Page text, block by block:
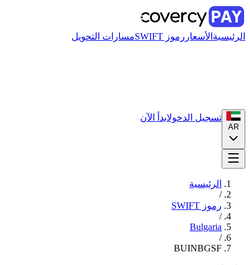
الرئيسية الأسعار رموز SWIFT مسارات التحويل
AR
تسجيل الدخولابدأ الآن
الرئيسية
/
رموز SWIFT
/
Bulgaria
/
BUINBGSF